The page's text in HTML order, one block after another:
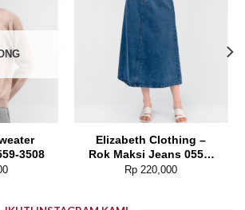
to wishlist
3508
Add to wishlist
Elizabeth Clothing –
Rok Maksi Jeans 0559-
2680
Rp 220,000